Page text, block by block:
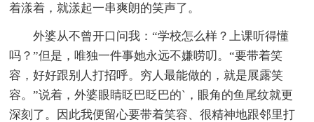
着漾着，就漾起一串爽朗的笑声了。
外婆从不曾开口问我：“学校怎么样？上课听得懂
吗？”但是，唯独一件事她永远不嫌唠叨。“要带着笑
容，好好跟别人打招呼。穷人最能做的，就是展露笑
容。”说着，外婆眼睛眨巴眨巴的`，眼角的鱼尾纹就更
深刻了。因此我便留心要带着笑容、很精神地跟邻里打